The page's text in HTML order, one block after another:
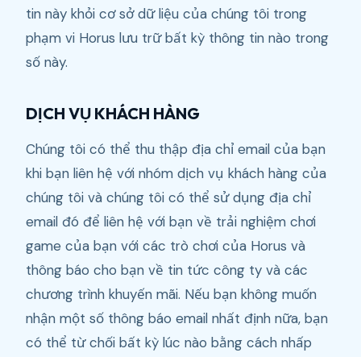
tin này khỏi cơ sở dữ liệu của chúng tôi trong
phạm vi Horus lưu trữ bất kỳ thông tin nào trong
số này.
DỊCH VỤ KHÁCH HÀNG
Chúng tôi có thể thu thập địa chỉ email của bạn
khi bạn liên hệ với nhóm dịch vụ khách hàng của
chúng tôi và chúng tôi có thể sử dụng địa chỉ
email đó để liên hệ với bạn về trải nghiệm chơi
game của bạn với các trò chơi của Horus và
thông báo cho bạn về tin tức công ty và các
chương trình khuyến mãi. Nếu bạn không muốn
nhận một số thông báo email nhất định nữa, bạn
có thể từ chối bất kỳ lúc nào bằng cách nhấp